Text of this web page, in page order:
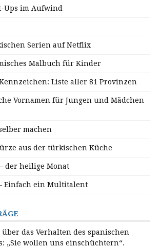
Ups im Aufwind
Serien auf Netflix
Malbuch für Kinder
Liste aller 81 Provinzen
Vornamen für Jungen und Mädchen
machen
aus der türkischen Küche
der heilige Monat
Einfach ein Multitalent
über das Verhalten des spanischen
„Sie wollen uns einschüchtern“.